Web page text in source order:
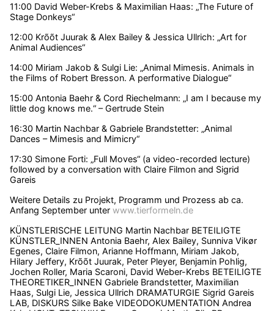
11:00 David Weber-Krebs & Maximilian Haas: „The Future of
Stage Donkeys“
12:00 Krõõt Juurak & Alex Bailey & Jessica Ullrich: „Art for
Animal Audiences“
14:00 Miriam Jakob & Sulgi Lie: „Animal Mimesis. Animals in
the Films of Robert Bresson. A performative Dialogue“
15:00 Antonia Baehr & Cord Riechelmann: „I am I because my
little dog knows me.“ – Gertrude Stein
16:30 Martin Nachbar & Gabriele Brandstetter: „Animal
Dances – Mimesis and Mimicry“
17:30 Simone Forti: „Full Moves“ (a video-recorded lecture)
followed by a conversation with Claire Filmon and Sigrid
Gareis
Weitere Details zu Projekt, Programm und Prozess ab ca.
Anfang September unter www.tierformeln.de
KÜNSTLERISCHE LEITUNG Martin Nachbar BETEILIGTE
KÜNSTLER_INNEN Antonia Baehr, Alex Bailey, Sunniva Vikør
Egenes, Claire Filmon, Arianne Hoffmann, Miriam Jakob,
Hilary Jeffery, Krõõt Juurak, Peter Pleyer, Benjamin Pohlig,
Jochen Roller, Maria Scaroni, David Weber-Krebs BETEILIGTE
THEORETIKER_INNEN Gabriele Brandstetter, Maximilian
Haas, Sulgi Lie, Jessica Ullrich DRAMATURGIE Sigrid Gareis
LAB, DISKURS Silke Bake VIDEODOKUMENTATION Andrea